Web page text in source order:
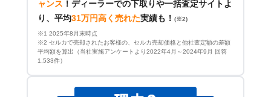
ャンス ！ ディーラーでの下取りや一括査定サイトよ
り、平均31万円高く売れた実績も！ (※2)
※1 2025年8月末時点
※2 セルカで売却されたお客様の、セルカ売却価格と他社査定額の差額
平均額を算出（当社実施アンケートより2022年4月～2024年9月 回答
1,533件）